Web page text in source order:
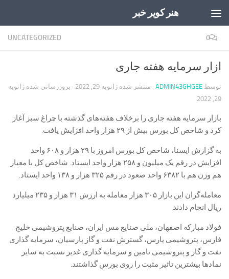
هنر کویر خبر
UNCATEGORIZED 0
ازار سرمایه هفته جاری
توسط ADMIN43GHGEE · منتشر شده ژانویه 29, 2022 · بروزرسانی شده ژانویه
29, 2022
بازار سرمایه هفته جاری را برخلاف هفته‌های گذشته با چراغ سبز آغاز
کرد و شاخص کل بورس بیش از ۲۹ هزار واحد افزایش یافت.
به گزارش ایسنا، شاخص کل بورس امروز با ۲۹ هزار و ۶۰۸ واحد
افزایش در رقم یک میلیون و ۲۵۸ هزار واحد ایستاد. شاخص کل با معیار
هم وزن هم با ۶۳۸۲ واحد صعود در رقم ۳۲۵ هزار و ۱۳۸ واحد ایستاد.
معامله‌گران این بازار ۳۰۵ هزار معامله به ارزش ۳۱ هزار و ۲۳۵ میلیارد
ریال انجام دادند.
فولاد مبارکه اصفهان، ملی صنایع مس ایران، صنایع پتروشیمی خلیج
فارس، پتروشیمی پارس، گسترش نفت و گاز پارسیان، سرمایه گذاری
نفت و گاز و پتروشیمی تامین و سرمایه گذاری غدیر نسبت به سایر
نمادها بیشترین تاثیر مثبت را روی بورس گذاشتند.